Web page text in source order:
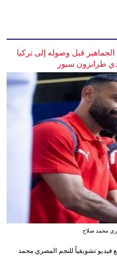
قبل وصوله إلى تركيا
طرابزون سبور
محمد صلاح
تشويقياً للنجم المصري محمد